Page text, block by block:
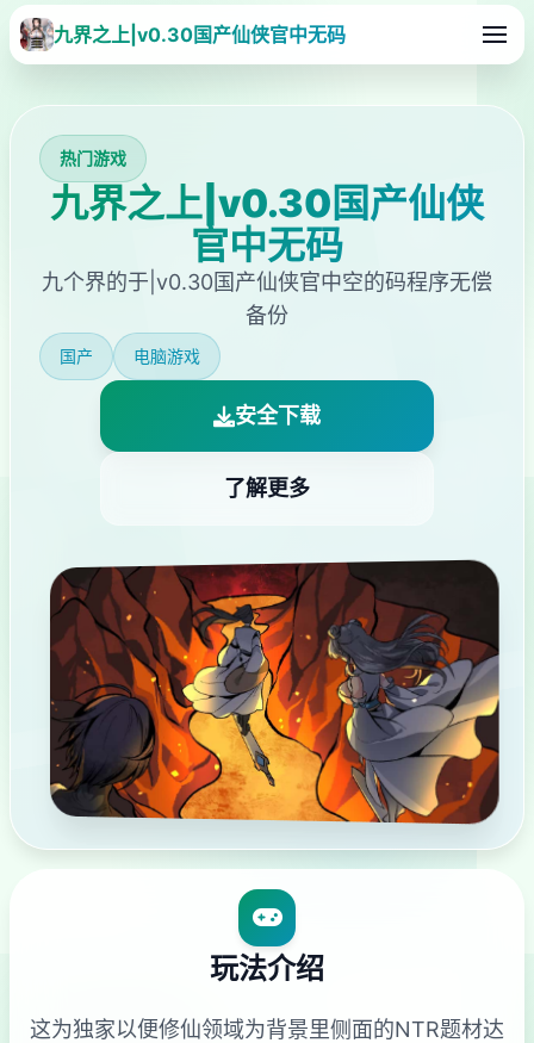
九界之上|v0.30国产仙侠官中无码
热门游戏
九界之上|v0.30国产仙侠
官中无码
九个界的于|v0.30国产仙侠官中空的码程序无偿
备份
国产 电脑游戏
安全下载
了解更多
玩法介绍
这为独家以便修仙领域为背景里侧面的NTR题材达